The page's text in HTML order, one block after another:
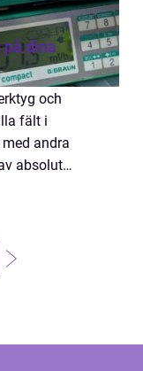
dina
och
fält i
andra
absolut